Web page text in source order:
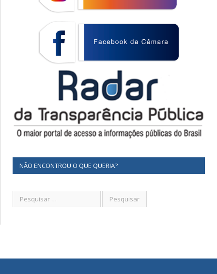
NÃO ENCONTROU O QUE QUERIA?